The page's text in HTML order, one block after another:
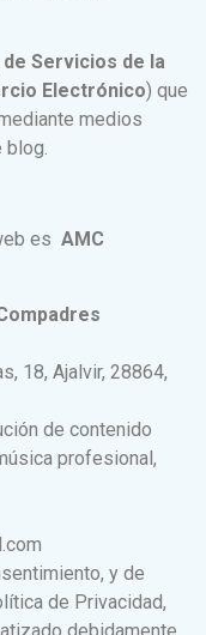
de Servicios de la
Electrónico) que
medios
es AMC
18, Ajalvir, 28864,
de contenido
profesional,
y de
de Privacidad,